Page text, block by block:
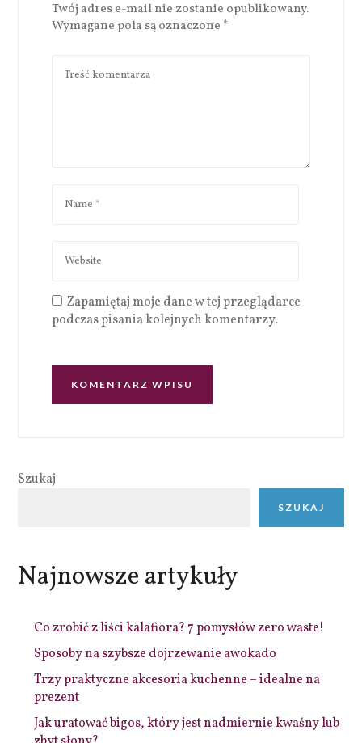
Twój adres e-mail nie zostanie opublikowany.
Wymagane pola są oznaczone *
Zapamiętaj moje dane w tej przeglądarce
podczas pisania kolejnych komentarzy.
Szukaj
SZUKAJ
Najnowsze artykuły
Co zrobić z liści kalafiora? 7 pomysłów zero waste!
Sposoby na szybsze dojrzewanie awokado
Trzy praktyczne akcesoria kuchenne – idealne na
prezent
Jak uratować bigos, który jest nadmiernie kwaśny lub